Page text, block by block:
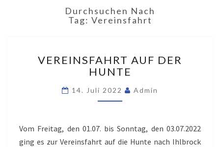
Durchsuchen Nach
Tag: Vereinsfahrt
AUF
DER
VEREINSFAHRT AUF DER
HUNTE
14. Juli 2022 Admin
Vom Freitag, den 01.07. bis Sonntag, den 03.07.2022
ging es zur Vereinsfahrt auf die Hunte nach Ihlbrock